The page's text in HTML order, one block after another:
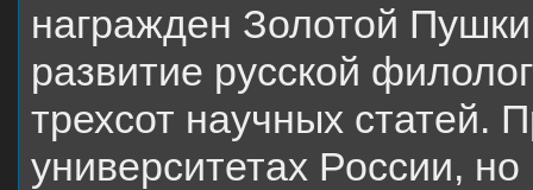
награжден Золотой
развитие русской
трехсот научных статей.
университетах России,